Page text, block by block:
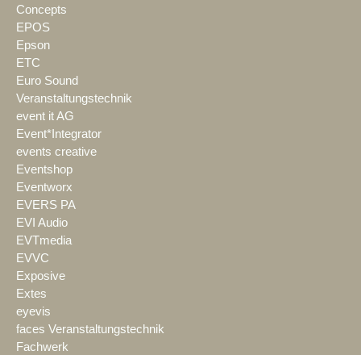
Concepts
EPOS
Epson
ETC
Euro Sound
Veranstaltungstechnik
event it AG
Event*Integrator
events creative
Eventshop
Eventworx
EVERS PA
EVI Audio
EVTmedia
EVVC
Exposive
Extes
eyevis
faces Veranstaltungstechnik
Fachwerk